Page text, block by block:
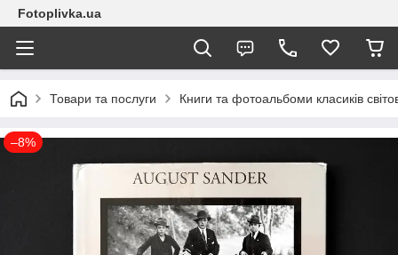
Fotoplivka.ua
Товари та послуги Книги та фотоальбоми класиків
–8%